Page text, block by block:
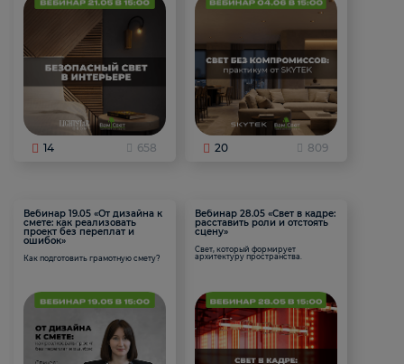
14 658 20 809
Вебинар 19.05 «От дизайна к
смете: как реализовать
проект без переплат и
ошибок»
Как подготовить грамотную смету?
Вебинар 28.05 «Свет в кадре:
расставить роли и отстоять
сцену»
Свет, который формирует
архитектуру пространства.